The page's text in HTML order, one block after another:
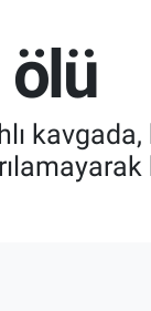
6862,09000
BİST100
ölü